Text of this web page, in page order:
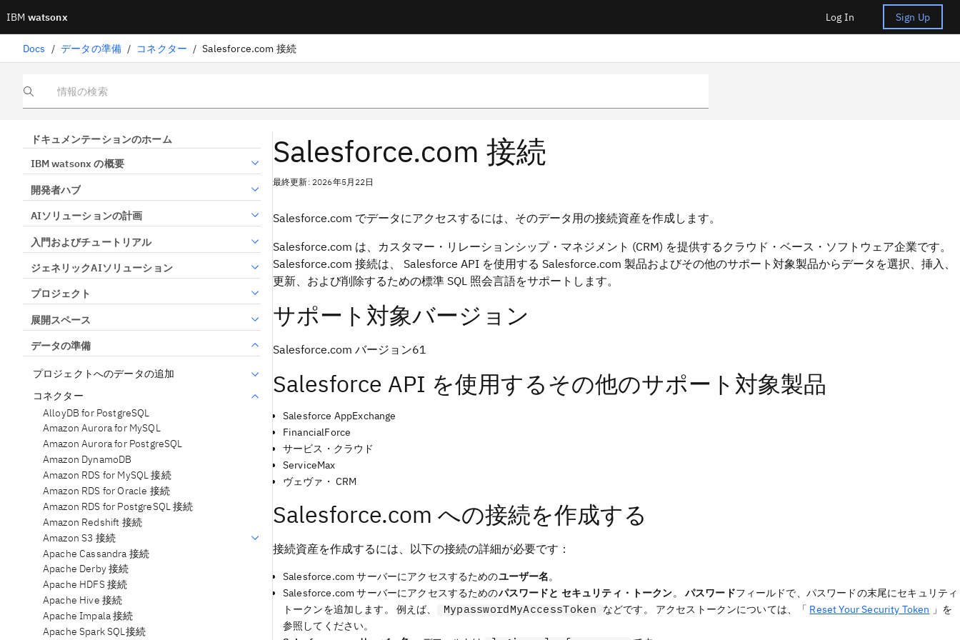
IBM watsonx Log In Sign Up
Docs / データの準備 / コネクター / Salesforce.com 接続
情報の検索
ドキュメンテーションのホーム
IBM watsonx の概要
開発者ハブ
AIソリューションの計画
入門およびチュートリアル
ジェネリックAIソリューション
プロジェクト
展開スペース
データの準備
プロジェクトへのデータの追加
コネクター
AlloyDB for PostgreSQL
Amazon Aurora for MySQL
Amazon Aurora for PostgreSQL
Amazon DynamoDB
Amazon RDS for MySQL 接続
Amazon RDS for Oracle 接続
Amazon RDS for PostgreSQL 接続
Amazon Redshift 接続
Amazon S3 接続
Apache Cassandra 接続
Apache Derby 接続
Apache HDFS 接続
Apache Hive 接続
Apache Impala 接続
Apache Spark SQL接続
Salesforce.com 接続
最終更新: 2026年5月22日
Salesforce.com でデータにアクセスするには、そのデータ用の接続資産を作成します。
Salesforce.com は、カスタマー・リレーションシップ・マネジメント (CRM) を提供するクラウド・ベース・ソフトウェア企業です。
Salesforce.com 接続は、 Salesforce API を使用する Salesforce.com 製品およびその他のサポート対象製品からデータを選択、挿入、
更新、および削除するための標準 SQL 照会言語をサポートします。
サポート対象バージョン
Salesforce.com バージョン61
Salesforce API を使用するその他のサポート対象製品
Salesforce AppExchange
FinancialForce
サービス・クラウド
ServiceMax
ヴェヴァ・ CRM
Salesforce.com への接続を作成する
接続資産を作成するには、以下の接続の詳細が必要です：
Salesforce.com サーバーにアクセスするためのユーザー名。
Salesforce.com サーバーにアクセスするためのパスワードと セキュリティ・トークン。 パスワードフィールドで、パスワードの末尾にセキュリティ
トークンを追加します。 例えば、
MypasswordMyAccessToken などです。 アクセストークンについては、「 Reset Your Security Token 」を
参照してください。